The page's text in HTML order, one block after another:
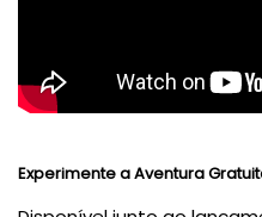
Experimente a Aventura